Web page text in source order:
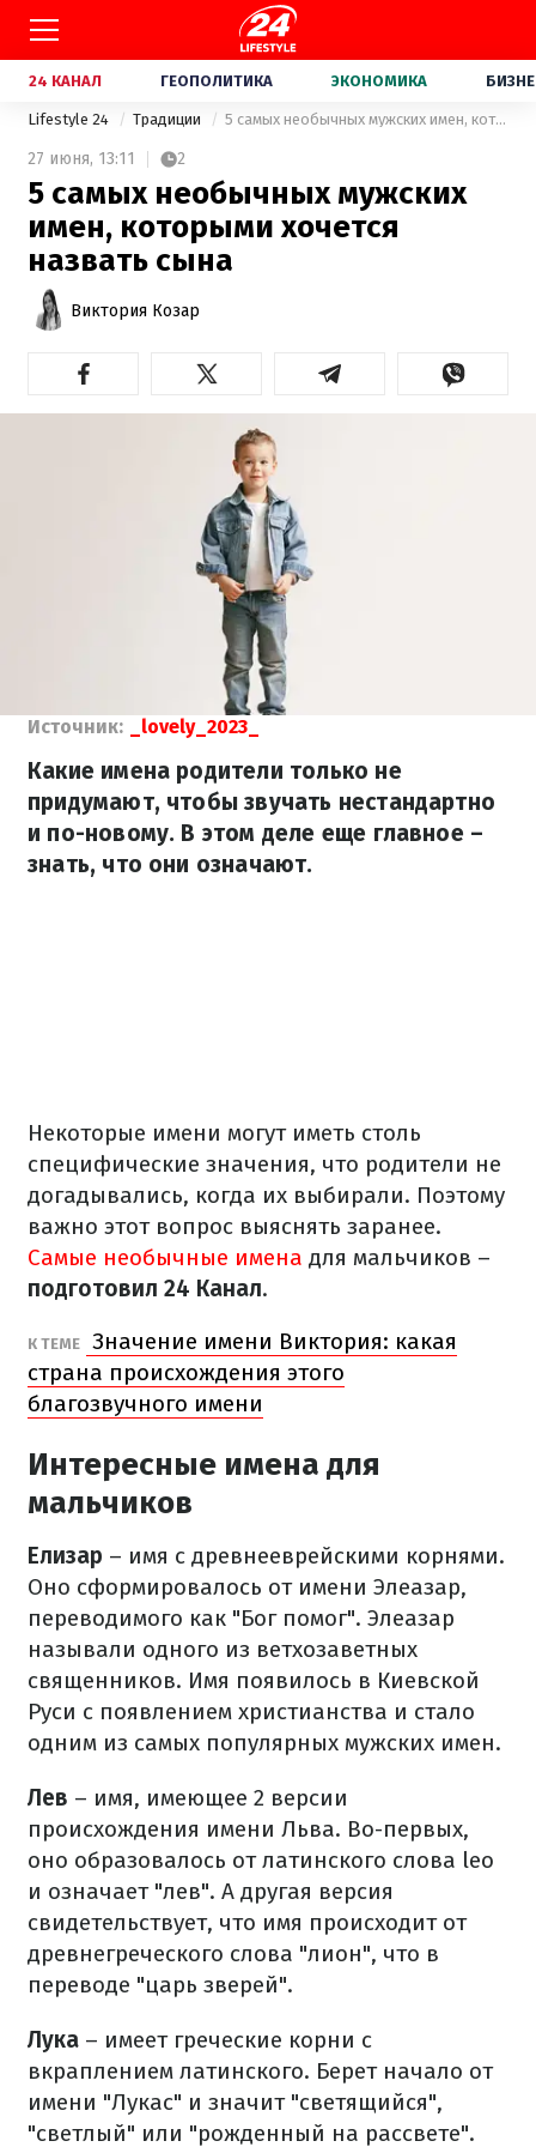
24 КАНАЛ ГЕОПОЛИТИКА ЭКОНОМИКА
Lifestyle 24 Традиции 5 самых необычных мужских имен, которыми хочется назвать сына
27 июня, 13:11 2
5 самых необычных мужских
имен, которыми хочется
назвать сына
Виктория Козар
Источник: _lovely_2023_
Какие имена родители только не
придумают, чтобы звучать нестандартно
и по-новому. В этом деле еще главное –
знать, что они означают.
Некоторые имени могут иметь столь
специфические значения, что родители не
догадывались, когда их выбирали. Поэтому
важно этот вопрос выяснять заранее.
Самые необычные имена для мальчиков –
подготовил 24 Канал.
К ТЕМЕ
Значение имени Виктория: какая
страна происхождения этого
благозвучного имени
Интересные имена для
мальчиков
Елизар – имя с древнееврейскими корнями.
Оно сформировалось от имени Элеазар,
переводимого как "Бог помог". Элеазар
называли одного из ветхозаветных
священников. Имя появилось в Киевской
Руси с появлением христианства и стало
одним из самых популярных мужских имен.
Лев – имя, имеющее 2 версии
происхождения имени Льва. Во-первых,
оно образовалось от латинского слова leo
и означает "лев". А другая версия
свидетельствует, что имя происходит от
древнегреческого слова "лион", что в
переводе "царь зверей".
Лука – имеет греческие корни с
вкраплением латинского. Берет начало от
имени "Лукас" и значит "светящийся",
"светлый" или "рожденный на рассвете".